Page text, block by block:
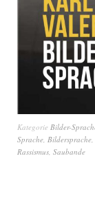
Kategorie Bilder-
Sprache, Bildersprache,
Rassismus, Saubande